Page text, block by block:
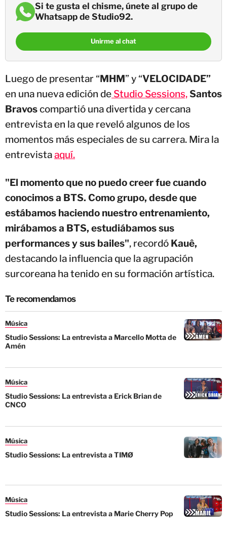
Si te gusta el chisme, únete al grupo de
Whatsapp de Studio92.
Unirme al chat
Luego de presentar “MHM” y “VELOCIDADE”
en una nueva edición de Studio Sessions,Santos
Bravoscompartió una divertida y cercana
entrevista en la que reveló algunos de los
momentos más especiales de su carrera. Mira la
entrevistaaquí.
"El momento que no puedo creer fue cuando
conocimos a BTS. Como grupo, desde que
estábamos haciendo nuestro entrenamiento,
mirábamos a BTS, estudiábamos sus
performances y sus bailes", recordó Kauê,
destacando la influencia que la agrupación
surcoreana ha tenido en su formación artística.
Te recomendamos
Música
Studio Sessions: La entrevista a Marcello Motta de
Amén
Música
Studio Sessions: La entrevista a Erick Brian de
CNCO
Música
Studio Sessions: La entrevista a TIMØ
Música
Studio Sessions: La entrevista a Marie Cherry Pop